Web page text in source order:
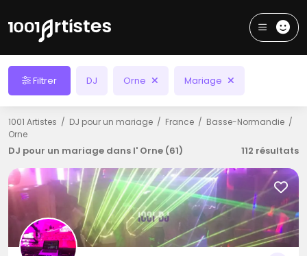
Filtrer DJ Orne Mariage
1001 Artistes DJ pour un mariage France
Basse-Normandie
Orne
DJ pour un mariage dans l' Orne (61) 112 résultats